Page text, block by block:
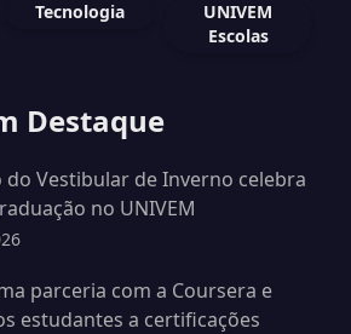
Tecnologia
UNIVEM
Escolas
Destaque
Vestibular de Inverno celebra
no UNIVEM
parceria com a Coursera e
estudantes a certificações